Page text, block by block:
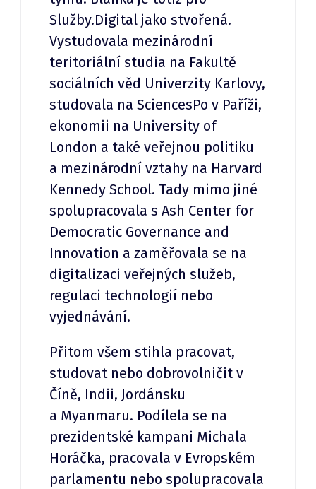
Služby.Digital jako stvořená.
Vystudovala mezinárodní
teritoriální studia na Fakultě
sociálních věd Univerzity Karlovy,
studovala na SciencesPo v Paříži,
ekonomii na University of
London a také veřejnou politiku
a mezinárodní vztahy na Harvard
Kennedy School. Tady mimo jiné
spolupracovala s Ash Center for
Democratic Governance and
Innovation a zaměřovala se na
digitalizaci veřejných služeb,
regulaci technologií nebo
vyjednávání.
Přitom všem stihla pracovat,
studovat nebo dobrovolničit v
Číně, Indii, Jordánsku
a Myanmaru. Podílela se na
prezidentské kampani Michala
Horáčka, pracovala v Evropském
parlamentu nebo spolupracovala